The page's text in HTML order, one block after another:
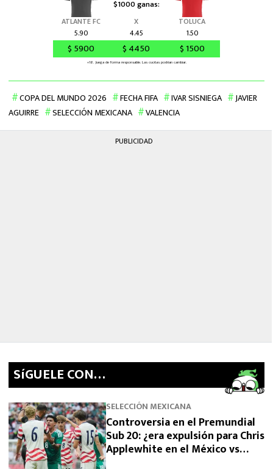
COPA DEL MUNDO 2026 FECHA FIFA IVAR SISNIEGA
JAVIER
AGUIRRE
SELECCIÓN MEXICANA VALENCIA
PUBLICIDAD
SíGUELE CON…
SELECCIÓN MEXICANA
Controversia en el Premundial
Sub 20: ¿era expulsión para Chris
Applewhite en el México vs